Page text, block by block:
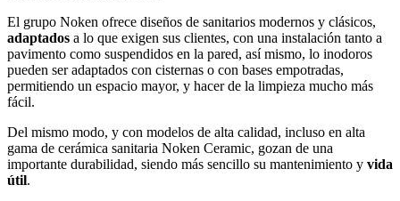
El grupo Noken ofrece diseños de sanitarios modernos y clásicos,
adaptados a lo que exigen sus clientes, con una instalación tanto a
pavimento como suspendidos en la pared, así mismo, lo inodoros
pueden ser adaptados con cisternas o con bases empotradas,
permitiendo un espacio mayor, y hacer de la limpieza mucho más
fácil.
Del mismo modo, y con modelos de alta calidad, incluso en alta
gama de cerámica sanitaria Noken Ceramic, gozan de una
importante durabilidad, siendo más sencillo su mantenimiento y vida
útil.